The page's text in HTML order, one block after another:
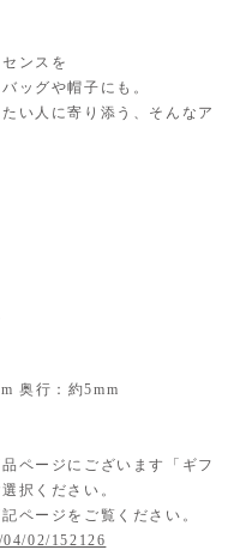
ンスを
ッグや帽子にも。
い人に寄り添う、そんなア
奥行：約5mm
ページにございます「ギフ
択ください。
ページをご覧ください。
02/152126